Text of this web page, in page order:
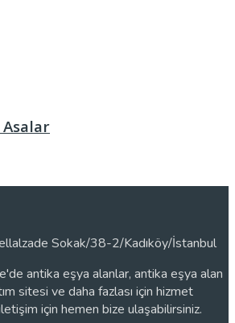
Sokak/38-2/Kadıköy/İstanbul
antika eşya alanlar, antika eşya alan
sitesi ve daha fazlası için hizmet
için hemen bize ulaşabilirsiniz.